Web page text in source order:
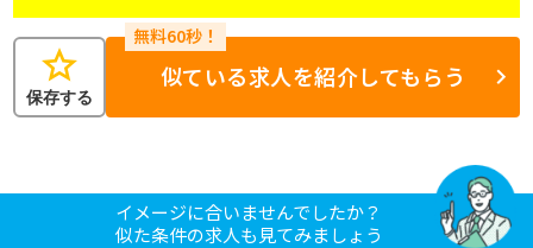
star
保存する
似ている求人を紹介してもらう
イメージに合いませんでしたか？
似た条件の求人も見てみましょう